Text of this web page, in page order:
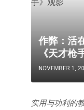
作弊：活
《天才枪
NOVEMBER 1,
实用与功利的